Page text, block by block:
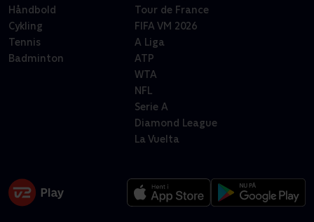
Håndbold
Cykling
Tennis
Badminton
Tour de France
FIFA VM 2026
A Liga
ATP
WTA
NFL
Serie A
Diamond League
La Vuelta